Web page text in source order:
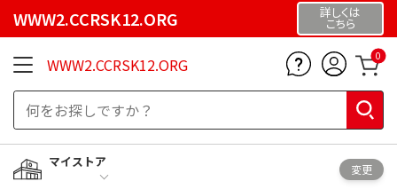
WWW2.CCRSK12.ORG 詳しくは
こちら
WWW2.CCRSK12.ORG 0
マイストア
変更